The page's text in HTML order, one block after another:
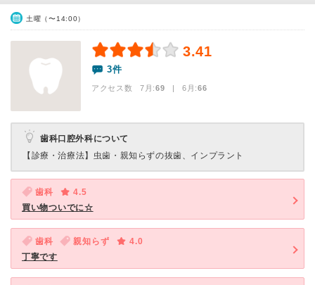
土曜（〜14:00）
3.41
3件
アクセス数 7月:69 | 6月:66
歯科口腔外科について
【診療・治療法】 虫歯・親知らずの抜歯、インプラント
歯科
4.5
買い物ついでに☆
歯科 親知らず
4.0
丁寧です